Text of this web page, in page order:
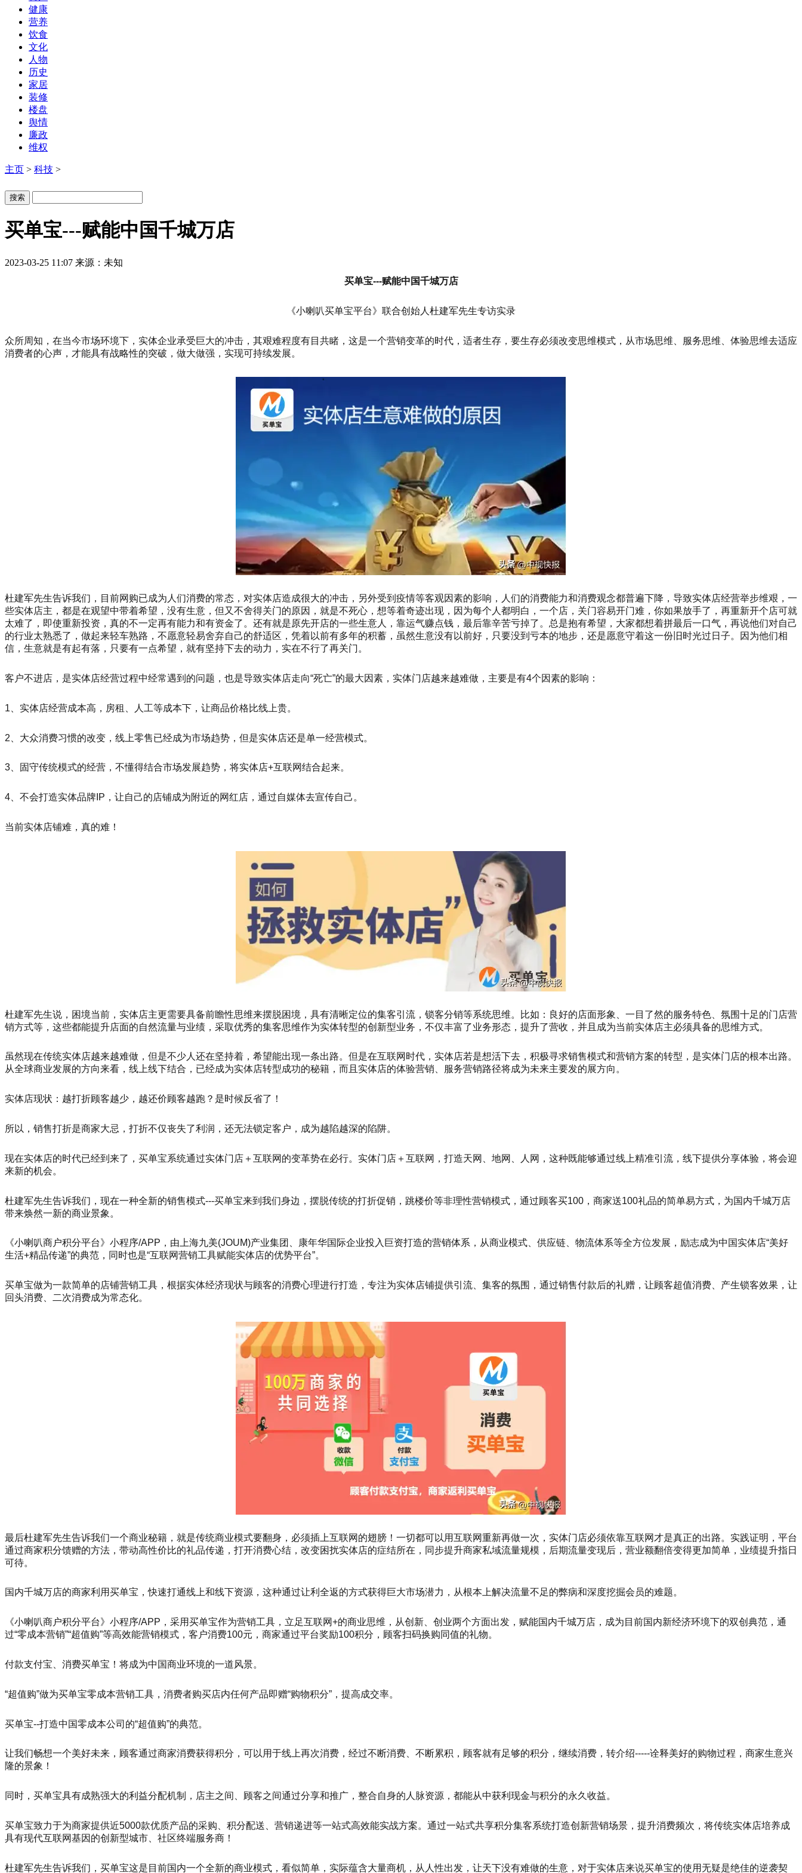
健康
营养
饮食
文化
人物
历史
家居
装修
楼盘
舆情
廉政
维权
主页 > 科技 >
买单宝---赋能中国千城万店
2023-03-25 11:07 来源：未知
买单宝---赋能中国千城万店
《小喇叭买单宝平台》联合创始人杜建军先生专访实录
众所周知，在当今市场环境下，实体企业承受巨大的冲击，其艰难程度有目共睹，这是一个营销变革的时代，适者生存，要生存必须改变思维模式，从市场思维、服务思维、体验思维去适应
消费者的心声，才能具有战略性的突破，做大做强，实现可持续发展。
杜建军先生告诉我们，目前网购已成为人们消费的常态，对实体店造成很大的冲击，另外受到疫情等客观因素的影响，人们的消费能力和消费观念都普遍下降，导致实体店经营举步维艰，一
些实体店主，都是在观望中带着希望，没有生意，但又不舍得关门的原因，就是不死心，想等着奇迹出现，因为每个人都明白，一个店，关门容易开门难，你如果放手了，再重新开个店可就
太难了，即使重新投资，真的不一定再有能力和有资金了。还有就是原先开店的一些生意人，靠运气赚点钱，最后靠辛苦亏掉了。总是抱有希望，大家都想着拼最后一口气，再说他们对自己
的行业太熟悉了，做起来轻车熟路，不愿意轻易舍弃自己的舒适区，凭着以前有多年的积蓄，虽然生意没有以前好，只要没到亏本的地步，还是愿意守着这一份旧时光过日子。因为他们相
信，生意就是有起有落，只要有一点希望，就有坚持下去的动力，实在不行了再关门。
客户不进店，是实体店经营过程中经常遇到的问题，也是导致实体店走向“死亡”的最大因素，实体门店越来越难做，主要是有4个因素的影响：
1、实体店经营成本高，房租、人工等成本下，让商品价格比线上贵。
2、大众消费习惯的改变，线上零售已经成为市场趋势，但是实体店还是单一经营模式。
3、固守传统模式的经营，不懂得结合市场发展趋势，将实体店+互联网结合起来。
4、不会打造实体品牌IP，让自己的店铺成为附近的网红店，通过自媒体去宣传自己。
当前实体店铺难，真的难！
杜建军先生说，困境当前，实体店主更需要具备前瞻性思维来摆脱困境，具有清晰定位的集客引流，锁客分销等系统思维。比如：良好的店面形象、一目了然的服务特色、氛围十足的门店营
销方式等，这些都能提升店面的自然流量与业绩，采取优秀的集客思维作为实体转型的创新型业务，不仅丰富了业务形态，提升了营收，并且成为当前实体店主必须具备的思维方式。
虽然现在传统实体店越来越难做，但是不少人还在坚持着，希望能出现一条出路。但是在互联网时代，实体店若是想活下去，积极寻求销售模式和营销方案的转型，是实体门店的根本出路。
从全球商业发展的方向来看，线上线下结合，已经成为实体店转型成功的秘籍，而且实体店的体验营销、服务营销路径将成为未来主要发的展方向。
实体店现状：越打折顾客越少，越还价顾客越跑？是时候反省了！
所以，销售打折是商家大忌，打折不仅丧失了利润，还无法锁定客户，成为越陷越深的陷阱。
现在实体店的时代已经到来了，买单宝系统通过实体门店＋互联网的变革势在必行。实体门店＋互联网，打造天网、地网、人网，这种既能够通过线上精准引流，线下提供分享体验，将会迎
来新的机会。
杜建军先生告诉我们，现在一种全新的销售模式---买单宝来到我们身边，摆脱传统的打折促销，跳楼价等非理性营销模式，通过顾客买100，商家送100礼品的简单易方式，为国内千城万店
带来焕然一新的商业景象。
《小喇叭商户积分平台》小程序/APP，由上海九美(JOUM)产业集团、康年华国际企业投入巨资打造的营销体系，从商业模式、供应链、物流体系等全方位发展，励志成为中国实体店“美好
生活+精品传递”的典范，同时也是“互联网营销工具赋能实体店的优势平台”。
买单宝做为一款简单的店铺营销工具，根据实体经济现状与顾客的消费心理进行打造，专注为实体店铺提供引流、集客的氛围，通过销售付款后的礼赠，让顾客超值消费、产生锁客效果，让
回头消费、二次消费成为常态化。
最后杜建军先生告诉我们一个商业秘籍，就是传统商业模式要翻身，必须插上互联网的翅膀！一切都可以用互联网重新再做一次，实体门店必须依靠互联网才是真正的出路。实践证明，平台
通过商家积分馈赠的方法，带动高性价比的礼品传递，打开消费心结，改变困扰实体店的症结所在，同步提升商家私域流量规模，后期流量变现后，营业额翻倍变得更加简单，业绩提升指日
可待。
国内千城万店的商家利用买单宝，快速打通线上和线下资源，这种通过让利全返的方式获得巨大市场潜力，从根本上解决流量不足的弊病和深度挖掘会员的难题。
《小喇叭商户积分平台》小程序/APP，采用买单宝作为营销工具，立足互联网+的商业思维，从创新、创业两个方面出发，赋能国内千城万店，成为目前国内新经济环境下的双创典范，通
过“零成本营销”“超值购”等高效能营销模式，客户消费100元，商家通过平台奖励100积分，顾客扫码换购同值的礼物。
付款支付宝、消费买单宝！将成为中国商业环境的一道风景。
“超值购”做为买单宝零成本营销工具，消费者购买店内任何产品即赠“购物积分”，提高成交率。
买单宝--打造中国零成本公司的“超值购”的典范。
让我们畅想一个美好未来，顾客通过商家消费获得积分，可以用于线上再次消费，经过不断消费、不断累积，顾客就有足够的积分，继续消费，转介绍-----诠释美好的购物过程，商家生意兴
隆的景象！
同时，买单宝具有成熟强大的利益分配机制，店主之间、顾客之间通过分享和推广，整合自身的人脉资源，都能从中获利现金与积分的永久收益。
买单宝致力于为商家提供近5000款优质产品的采购、积分配送、营销递进等一站式高效能实战方案。通过一站式共享积分集客系统打造创新营销场景，提升消费频次，将传统实体店培养成
具有现代互联网基因的创新型城市、社区终端服务商！
杜建军先生告诉我们，买单宝这是目前国内一个全新的商业模式，看似简单，实际蕴含大量商机，从人性出发，让天下没有难做的生意，对于实体店来说买单宝的使用无疑是绝佳的逆袭契